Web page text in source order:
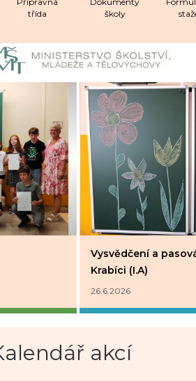
třída
školy
Vysvědčení a
Krabíci (I.A)
26.6.2026
akcí